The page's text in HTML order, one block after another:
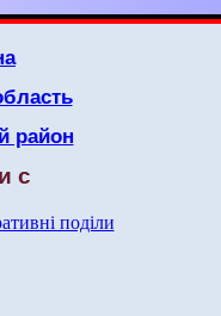
район
с
поділи